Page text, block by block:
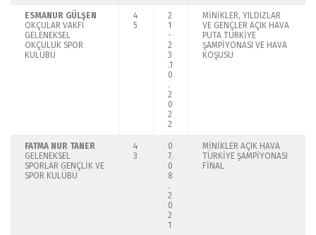
ESMANUR GÜLŞEN
OKÇULAR VAKFI
GELENEKSEL
OKÇULUK SPOR
KULÜBÜ
4
5
2
1
-
2
3
.1
0
.
2
0
2
2
MİNİKLER, YILDIZLAR
VE GENÇLER AÇIK HAVA
PUTA TÜRKİYE
ŞAMPİYONASI VE HAVA
KOŞUSU
FATMA NUR TANER
GELENEKSEL
SPORLAR GENÇLİK VE
SPOR KULÜBÜ
4
3
0
7.
0
8
.
2
0
2
1
MİNİKLER AÇIK HAVA
TÜRKİYE ŞAMPİYONASI
FİNAL